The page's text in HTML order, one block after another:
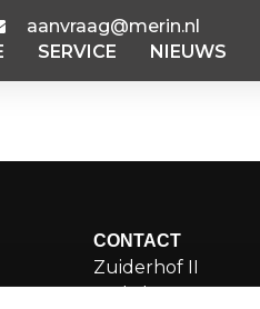
aanvraag@merin.nl
SERVICE NIEUWS
CONTACT
Zuiderhof II